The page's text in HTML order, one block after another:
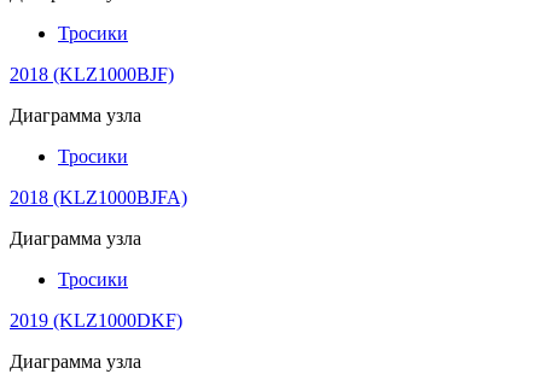
Тросики
2018 (KLZ1000BJF)
Диаграмма узла
Тросики
2018 (KLZ1000BJFA)
Диаграмма узла
Тросики
2019 (KLZ1000DKF)
Диаграмма узла